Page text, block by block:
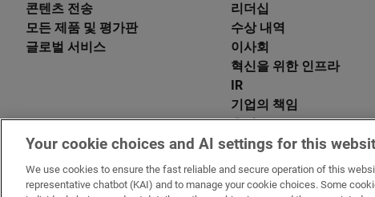
콘텐츠 전송
모든 제품 및 평가판
글로벌 서비스
리더십
수상 내역
이사회
혁신을 위한 인프라
IR
기업의 책임
윤리
위치
취약점 신고
접근성 선언
Deutsch
Français
Português
中文
日本語
Your cookie choices and AI settings for this
We use cookies to ensure the fast reliable and secure operation of this
representative chatbot (KAI) and to manage your cookie choices. Some